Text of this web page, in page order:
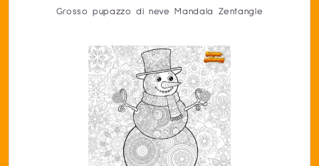
Grosso pupazzo di neve Mandala Zentangle